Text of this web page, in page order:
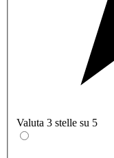
Valuta 3 stelle su 5